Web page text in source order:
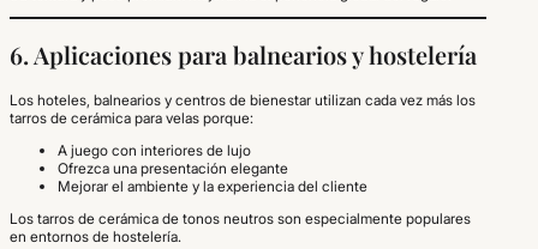
6. Aplicaciones para balnearios y hostelería
Los hoteles, balnearios y centros de bienestar utilizan cada vez más los
tarros de cerámica para velas porque:
A juego con interiores de lujo
Ofrezca una presentación elegante
Mejorar el ambiente y la experiencia del cliente
Los tarros de cerámica de tonos neutros son especialmente populares
en entornos de hostelería.